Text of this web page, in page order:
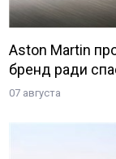
Aston Martin
бренд ради
07 августа